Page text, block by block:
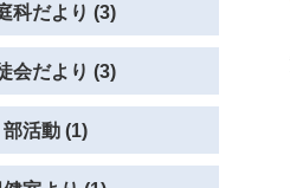
科だより (3)
会だより (3)
部活動 (1)